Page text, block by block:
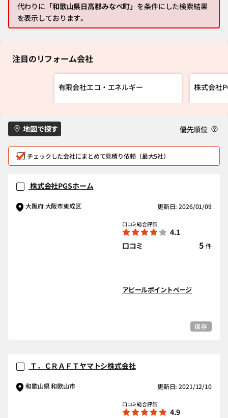
代わりに 「和歌山県日高郡みなべ町」 を条件にした検索結果
を表示しております。
注目のリフォーム会社
有限会社エコ・エネルギー 株式会社
地図で探す 優先順位
チェックした会社にまとめて見積り依頼（最大5社）
株式会社PGSホーム
大阪府 大阪市東成区 更新日: 2026/01/09
口コミ総合評価
4.1
口コミ
5 件
アピールポイントページ
保存
Ｔ．ＣＲＡＦＴヤマトシ株式会社
和歌山県 和歌山市 更新日: 2021/12/10
口コミ総合評価
4.9